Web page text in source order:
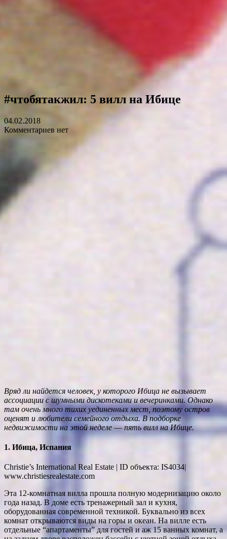
#чтобятакжил: 5 вилл на Ибице
04.02.2018
Комментариев нет
Вряд ли найдется человек, у которого Ибица не вызывает
ассоциации с шумными дискотеками и вечеринками. Однако
там очень много тихих уединенных мест, поэтому остров
оценят и любители семейного отдыха. В подборке
недвижимости на этой неделе—пять вилл на Ибице.
1. Ибица, Испания
Christie’s International Real Estate | ID объекта: IS4034|
www.christiesrealestate.com
Эта 12-комнатная вилла прошла полную модернизацию около
года назад. В доме есть тренажерный зал и кухня,
оборудованная современной техникой. Буквально из всех
комнат открываются виды на горы и океан. На вилле есть
отдельные “апартаменты” для гостей и аж 15 ванных комнат, а